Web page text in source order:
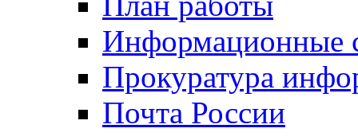
Информационные
Прокуратура
Почта России